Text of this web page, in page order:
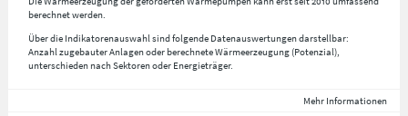
berechnet werden.
Über die Indikatorenauswahl sind folgende Datenauswertungen darstellbar:
Anzahl zugebauter Anlagen oder berechnete Wärmeerzeugung (Potenzial),
unterschieden nach Sektoren oder Energieträger.
Mehr Informationen